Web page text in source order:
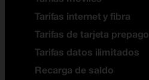
Tarifas internet y fibra
Tarifas de tarjeta prepago
Tarifas datos ilimitados
Recarga de saldo